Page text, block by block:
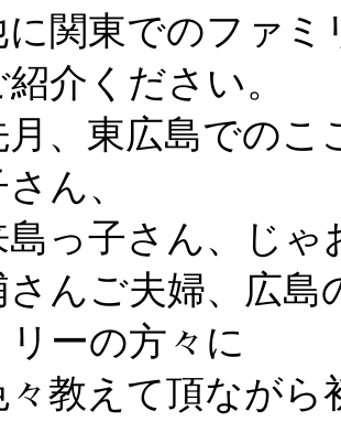
に関東でのファ
紹介ください。
月、東広島でのこ
ん、
島っ子さん、じゃ
さんご夫婦、広島
リーの方々に
々教えて頂ながら